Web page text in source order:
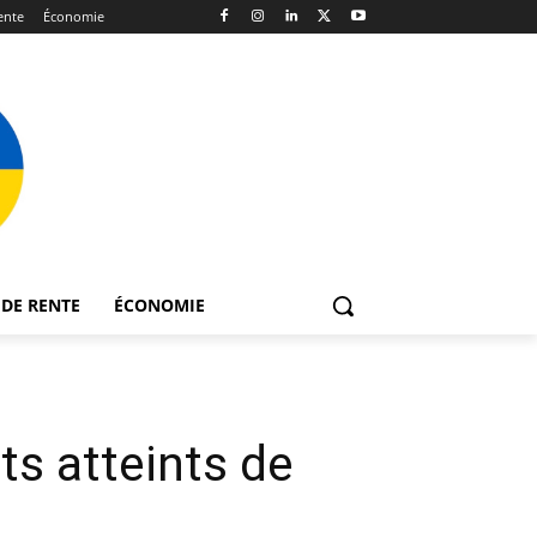
Économie
RENTE ÉCONOMIE
atteints de